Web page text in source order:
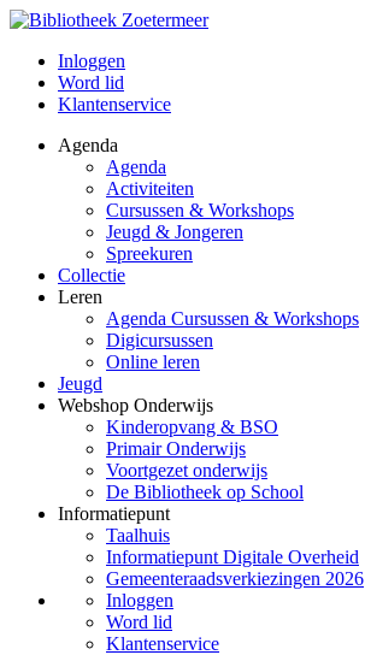
Inloggen
Word lid
Klantenservice
Agenda
Agenda
Activiteiten
Cursussen & Workshops
Jeugd & Jongeren
Spreekuren
Collectie
Leren
Agenda Cursussen & Workshops
Digicursussen
Online leren
Jeugd
Webshop Onderwijs
Kinderopvang & BSO
Primair Onderwijs
Voortgezet onderwijs
De Bibliotheek op School
Informatiepunt
Taalhuis
Informatiepunt Digitale Overheid
Gemeenteraadsverkiezingen 2026
Inloggen
Word lid
Klantenservice